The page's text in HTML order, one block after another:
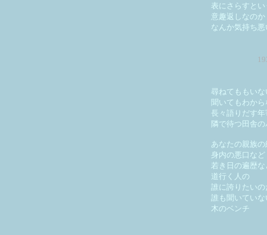
表にさらすとい
意趣返しなのか
なんか気持ち悪
尋ねてももいな
聞いてもわか
長々語りだす年
隣で待つ田舎
あなたの親族
身内の悪口など
若き日の遍歴な
道行く人の
誰に誇りたいの
誰も聞いていな
木のベンチ